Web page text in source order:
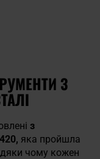
З
з
яка пройшла
чому кожен